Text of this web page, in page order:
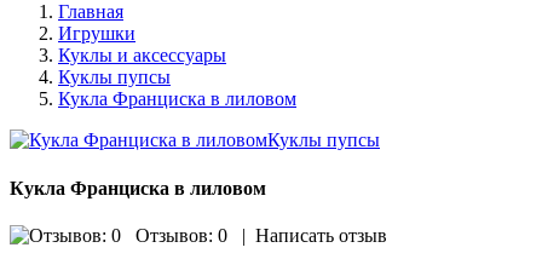
Главная
Игрушки
Куклы и аксессуары
Куклы пупсы
Кукла Франциска в лиловом
Кукла Франциска в лиловом
Отзывов: 0 | Написать отзыв